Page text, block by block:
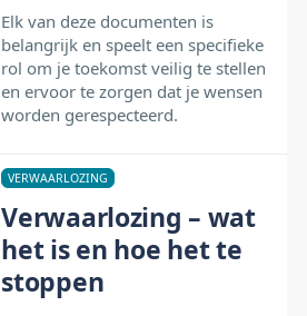
Elk van deze documenten is
belangrijk en speelt een specifieke
rol om je toekomst veilig te stellen
en ervoor te zorgen dat je wensen
worden gerespecteerd.
VERWAARLOZING
Verwaarlozing – wat
het is en hoe het te
stoppen